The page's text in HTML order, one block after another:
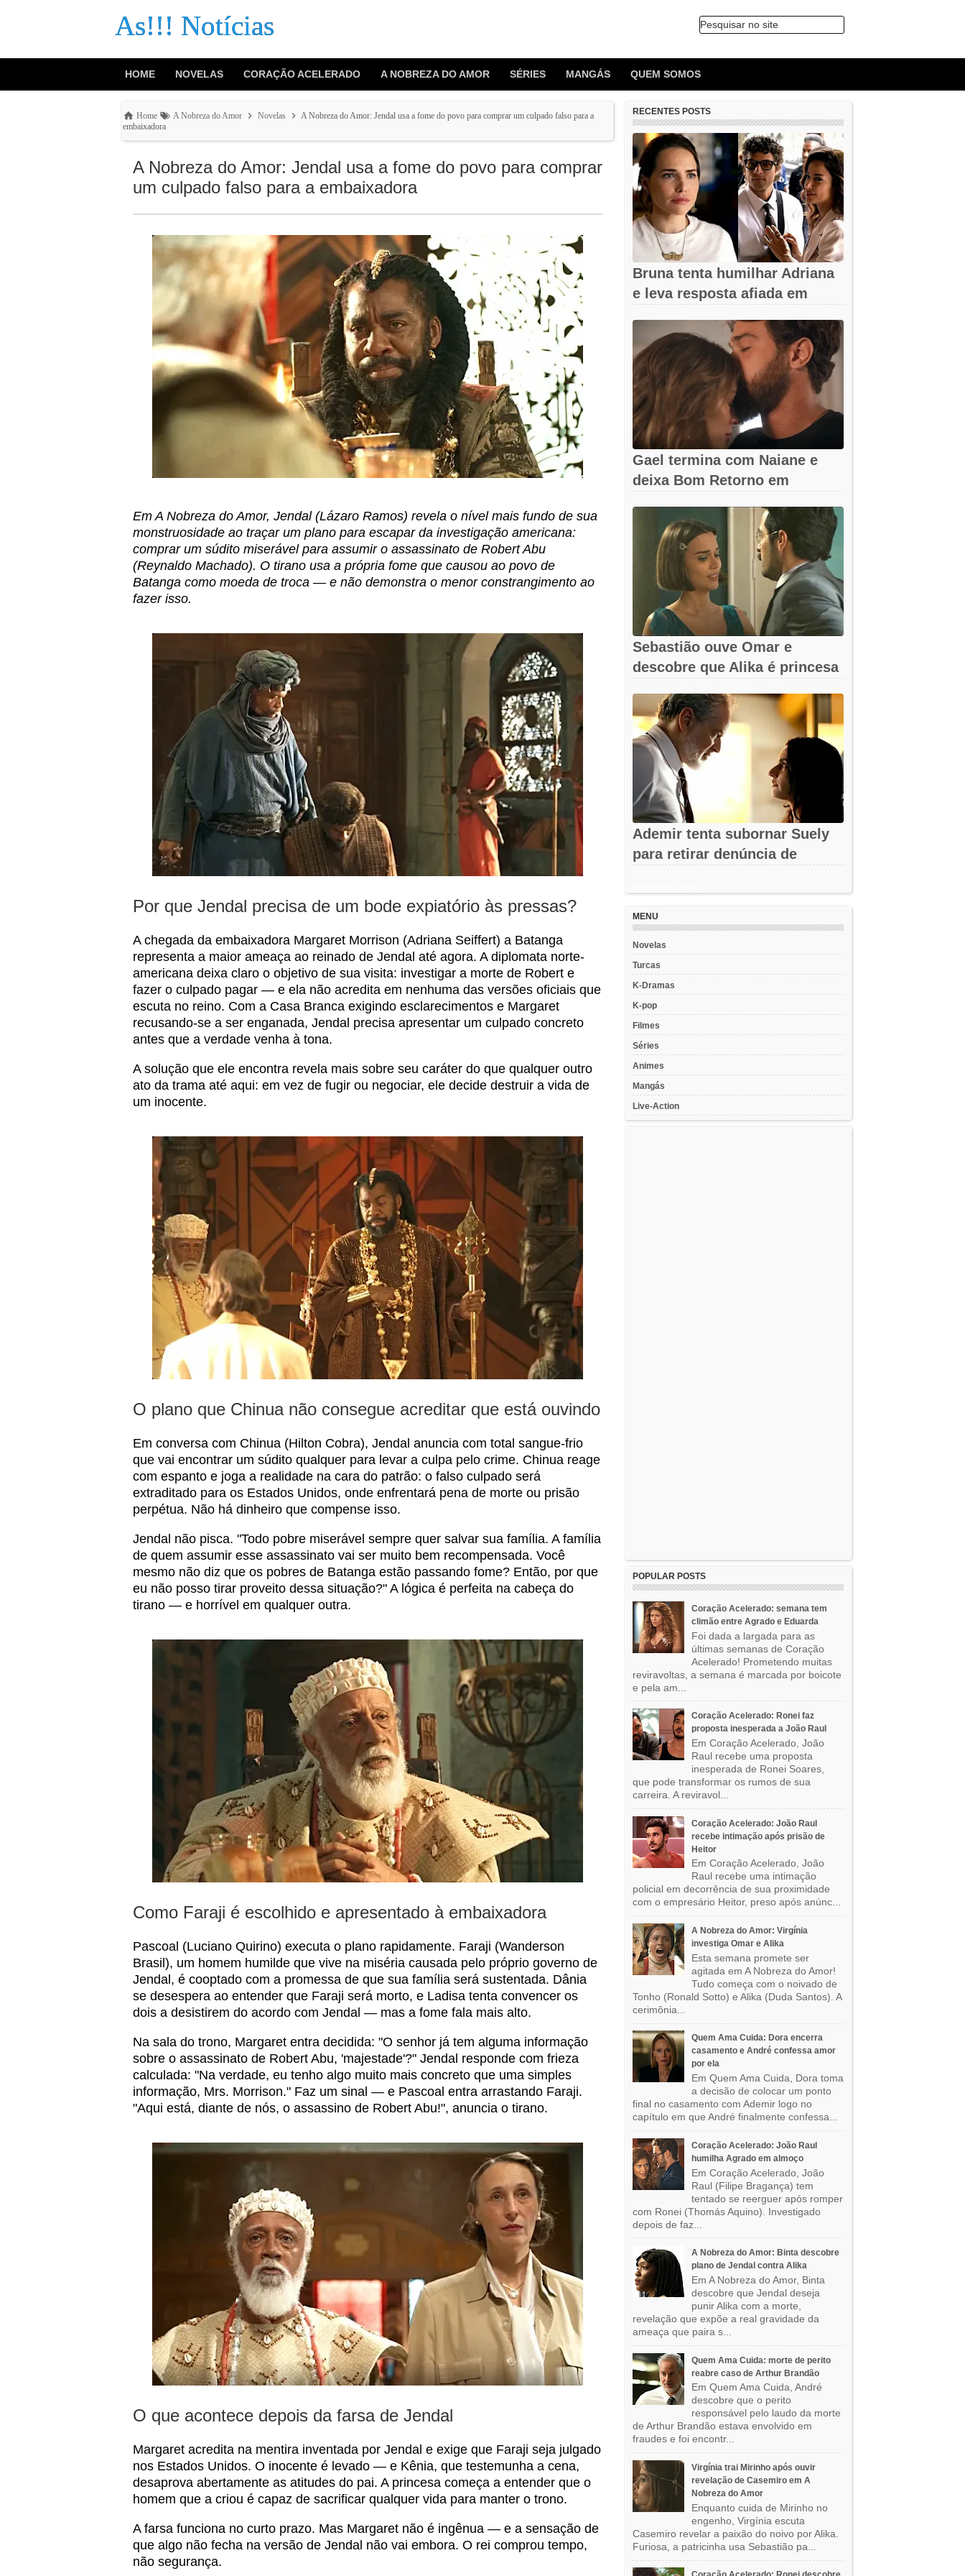
As!!! Notícias Pesquisar no site
HOME NOVELAS CORAÇÃO ACELERADO A NOBREZA DO AMOR SÉRIES MANGÁS QUEM SOMOS
Home A Nobreza do Amor Novelas
A Nobreza do Amor: Jendal usa a fome do povo para comprar um culpado falso para a
embaixadora
A Nobreza do Amor: Jendal usa a fome do povo para comprar
um culpado falso para a embaixadora
Em A Nobreza do Amor, Jendal (Lázaro Ramos) revela o nível mais fundo de sua
monstruosidade ao traçar um plano para escapar da investigação americana:
comprar um súdito miserável para assumir o assassinato de Robert Abu
(Reynaldo Machado). O tirano usa a própria fome que causou ao povo de
Batanga como moeda de troca — e não demonstra o menor constrangimento ao
fazer isso.
Por que Jendal precisa de um bode expiatório às pressas?
A chegada da embaixadora Margaret Morrison (Adriana Seiffert) a Batanga
representa a maior ameaça ao reinado de Jendal até agora. A diplomata norte-
americana deixa claro o objetivo de sua visita: investigar a morte de Robert e
fazer o culpado pagar — e ela não acredita em nenhuma das versões oficiais que
escuta no reino. Com a Casa Branca exigindo esclarecimentos e Margaret
recusando-se a ser enganada, Jendal precisa apresentar um culpado concreto
antes que a verdade venha à tona.
A solução que ele encontra revela mais sobre seu caráter do que qualquer outro
ato da trama até aqui: em vez de fugir ou negociar, ele decide destruir a vida de
um inocente.
O plano que Chinua não consegue acreditar que está ouvindo
Em conversa com Chinua (Hilton Cobra), Jendal anuncia com total sangue-frio
que vai encontrar um súdito qualquer para levar a culpa pelo crime. Chinua reage
com espanto e joga a realidade na cara do patrão: o falso culpado será
extraditado para os Estados Unidos, onde enfrentará pena de morte ou prisão
perpétua. Não há dinheiro que compense isso.
Jendal não pisca. "Todo pobre miserável sempre quer salvar sua família. A família
de quem assumir esse assassinato vai ser muito bem recompensada. Você
mesmo não diz que os pobres de Batanga estão passando fome? Então, por que
eu não posso tirar proveito dessa situação?" A lógica é perfeita na cabeça do
tirano — e horrível em qualquer outra.
Como Faraji é escolhido e apresentado à embaixadora
Pascoal (Luciano Quirino) executa o plano rapidamente. Faraji (Wanderson
Brasil), um homem humilde que vive na miséria causada pelo próprio governo de
Jendal, é cooptado com a promessa de que sua família será sustentada. Dânia
se desespera ao entender que Faraji será morto, e Ladisa tenta convencer os
dois a desistirem do acordo com Jendal — mas a fome fala mais alto.
Na sala do trono, Margaret entra decidida: "O senhor já tem alguma informação
sobre o assassinato de Robert Abu, 'majestade'?" Jendal responde com frieza
calculada: "Na verdade, eu tenho algo muito mais concreto que uma simples
informação, Mrs. Morrison." Faz um sinal — e Pascoal entra arrastando Faraji.
"Aqui está, diante de nós, o assassino de Robert Abu!", anuncia o tirano.
O que acontece depois da farsa de Jendal
Margaret acredita na mentira inventada por Jendal e exige que Faraji seja julgado
nos Estados Unidos. O inocente é levado — e Kênia, que testemunha a cena,
desaprova abertamente as atitudes do pai. A princesa começa a entender que o
homem que a criou é capaz de sacrificar qualquer vida para manter o trono.
A farsa funciona no curto prazo. Mas Margaret não é ingênua — e a sensação de
que algo não fecha na versão de Jendal não vai embora. O rei comprou tempo,
não segurança.
RECENTES POSTS
Bruna tenta humilhar Adriana
e leva resposta afiada em
Gael termina com Naiane e
deixa Bom Retorno em
Sebastião ouve Omar e
descobre que Alika é princesa
Ademir tenta subornar Suely
para retirar denúncia de
MENU
Novelas
Turcas
K-Dramas
K-pop
Filmes
Séries
Animes
Mangás
Live-Action
POPULAR POSTS
Coração Acelerado: semana tem
climão entre Agrado e Eduarda
Foi dada a largada para as
últimas semanas de Coração
Acelerado! Prometendo muitas
reviravoltas, a semana é marcada por boicote
e pela am...
Coração Acelerado: Ronei faz
proposta inesperada a João Raul
Em Coração Acelerado, João
Raul recebe uma proposta
inesperada de Ronei Soares,
que pode transformar os rumos de sua
carreira. A reviravol...
Coração Acelerado: João Raul
recebe intimação após prisão de
Heitor
Em Coração Acelerado, João
Raul recebe uma intimação
policial em decorrência de sua proximidade
com o empresário Heitor, preso após anúnc...
A Nobreza do Amor: Virgínia
investiga Omar e Alika
Esta semana promete ser
agitada em A Nobreza do Amor!
Tudo começa com o noivado de
Tonho (Ronald Sotto) e Alika (Duda Santos). A
cerimônia...
Quem Ama Cuida: Dora encerra
casamento e André confessa amor
por ela
Em Quem Ama Cuida, Dora toma
a decisão de colocar um ponto
final no casamento com Ademir logo no
capítulo em que André finalmente confessa...
Coração Acelerado: João Raul
humilha Agrado em almoço
Em Coração Acelerado, João
Raul (Filipe Bragança) tem
tentado se reerguer após romper
com Ronei (Thomás Aquino). Investigado
depois de faz...
A Nobreza do Amor: Binta descobre
plano de Jendal contra Alika
Em A Nobreza do Amor, Binta
descobre que Jendal deseja
punir Alika com a morte,
revelação que expõe a real gravidade da
ameaça que paira s...
Quem Ama Cuida: morte de perito
reabre caso de Arthur Brandão
Em Quem Ama Cuida, André
descobre que o perito
responsável pelo laudo da morte
de Arthur Brandão estava envolvido em
fraudes e foi encontr...
Virgínia trai Mirinho após ouvir
revelação de Casemiro em A
Nobreza do Amor
Enquanto cuida de Mirinho no
engenho, Virgínia escuta
Casemiro revelar a paixão do noivo por Alika.
Furiosa, a patricinha usa Sebastião pa...